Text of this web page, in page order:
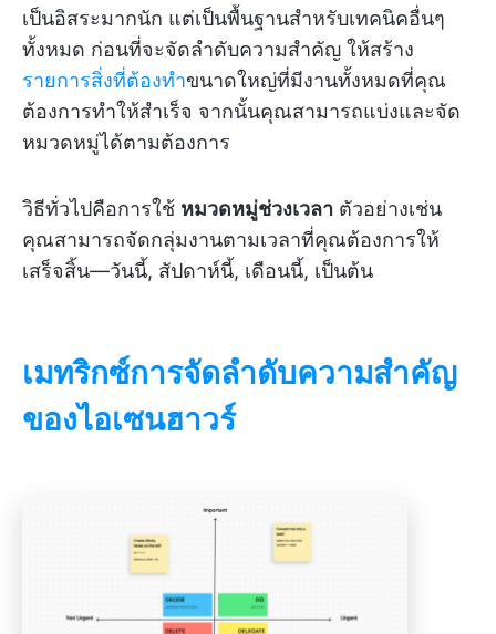
เป็นอิสระมากนัก แต่เป็นพื้นฐานสำหรับเทคนิคอื่นๆ
ทั้งหมด ก่อนที่จะจัดลำดับความสำคัญ ให้สร้าง
รายการสิ่งที่ต้องทำขนาดใหญ่ที่มีงานทั้งหมดที่คุณ
ต้องการทำให้สำเร็จ จากนั้นคุณสามารถแบ่งและจัด
หมวดหมู่ได้ตามต้องการ
วิธีทั่วไปคือการใช้ หมวดหมู่ช่วงเวลา ตัวอย่างเช่น
คุณสามารถจัดกลุ่มงานตามเวลาที่คุณต้องการให้
เสร็จสิ้น—วันนี้, สัปดาห์นี้, เดือนนี้, เป็นต้น
เมทริกซ์การจัดลำดับความสำคัญ
ของไอเซนฮาวร์